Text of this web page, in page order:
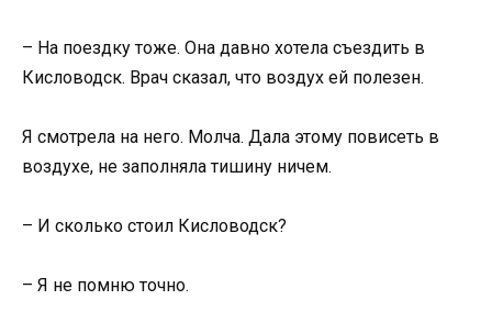
– На поездку тоже. Она давно хотела съездить в
Кисловодск. Врач сказал, что воздух ей полезен.
Я смотрела на него. Молча. Дала этому повисеть в
воздухе, не заполняла тишину ничем.
– И сколько стоил Кисловодск?
– Я не помню точно.